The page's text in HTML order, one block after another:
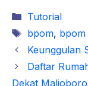
Kategori
Tutorial
Tag
bpom, bpom
Keunggulan
Daftar
Dekat Malioboro